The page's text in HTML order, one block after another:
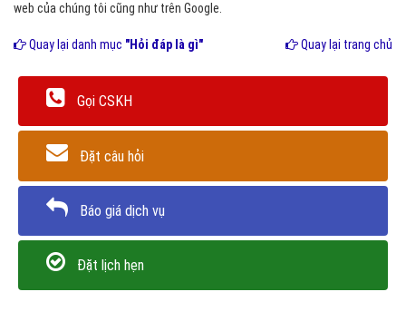
web của chúng tôi cũng như trên Google.
Quay lại danh mục "Hỏi đáp là gì" Quay lại trang chủ
Gọi CSKH
Đặt câu hỏi
Báo giá dịch vụ
Đặt lịch hẹn